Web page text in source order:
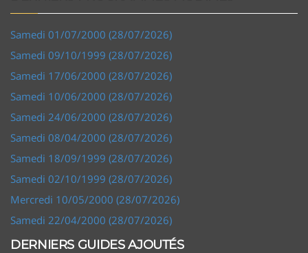
Samedi 01/07/2000 (28/07/2026)
Samedi 09/10/1999 (28/07/2026)
Samedi 17/06/2000 (28/07/2026)
Samedi 10/06/2000 (28/07/2026)
Samedi 24/06/2000 (28/07/2026)
Samedi 08/04/2000 (28/07/2026)
Samedi 18/09/1999 (28/07/2026)
Samedi 02/10/1999 (28/07/2026)
Mercredi 10/05/2000 (28/07/2026)
Samedi 22/04/2000 (28/07/2026)
DERNIERS GUIDES AJOUTÉS